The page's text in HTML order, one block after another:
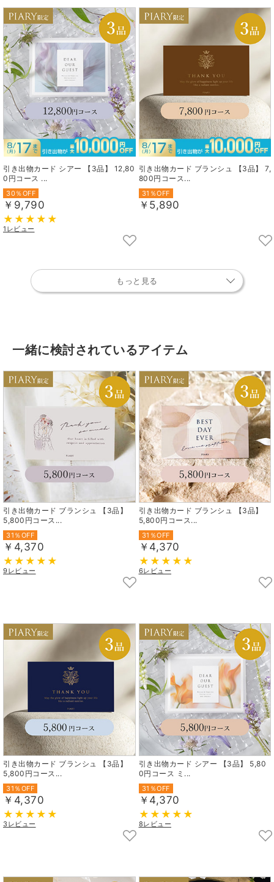
引き出物カード シアー 【3品】 12,80
0円コース ...
30％OFF
￥9,790
1レビュー
引き出物カード ブランシュ 【3品】 7,
800円コース...
31％OFF
￥5,890
もっと見る
一緒に検討されているアイテム
引き出物カード ブランシュ 【3品】
5,800円コース...
31％OFF
￥4,370
9レビュー
引き出物カード ブランシュ 【3品】
5,800円コース...
31％OFF
￥4,370
6レビュー
引き出物カード ブランシュ 【3品】
5,800円コース...
31％OFF
￥4,370
3レビュー
引き出物カード シアー 【3品】 5,80
0円コース ミ...
31％OFF
￥4,370
8レビュー